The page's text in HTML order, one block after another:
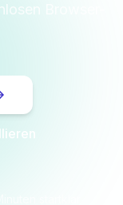
Browser-